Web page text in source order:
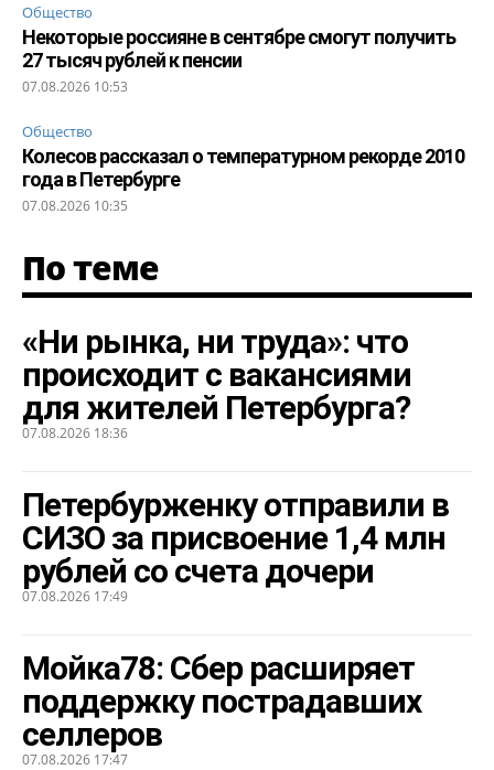
Общество
Некоторые россияне в сентябре смогут получить
27 тысяч рублей к пенсии
07.08.2026 10:53
Общество
Колесов рассказал о температурном рекорде 2010
года в Петербурге
07.08.2026 10:35
По теме
«Ни рынка, ни труда»: что
происходит с вакансиями
для жителей Петербурга?
07.08.2026 18:36
Петербурженку отправили в
СИЗО за присвоение 1,4 млн
рублей со счета дочери
07.08.2026 17:49
Мойка78: Сбер расширяет
поддержку пострадавших
селлеров
07.08.2026 17:47